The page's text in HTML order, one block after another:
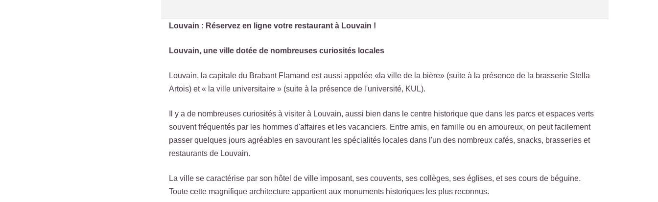
Louvain : Réservez en ligne votre restaurant à Louvain !
Louvain, une ville dotée de nombreuses curiosités locales
Louvain, la capitale du Brabant Flamand est aussi appelée «la ville de la bière» (suite à la présence de la brasserie Stella
Artois) et « la ville universitaire » (suite à la présence de l'université, KUL).
Il y a de nombreuses curiosités à visiter à Louvain, aussi bien dans le centre historique que dans les parcs et espaces verts
souvent fréquentés par les hommes d'affaires et les vacanciers. Entre amis, en famille ou en amoureux, on peut facilement
passer quelques jours agréables en savourant les spécialités locales dans l'un des nombreux cafés, snacks, brasseries et
restaurants de Louvain.
La ville se caractérise par son hôtel de ville imposant, ses couvents, ses collèges, ses églises, et ses cours de béguine.
Toute cette magnifique architecture appartient aux monuments historiques les plus reconnus.